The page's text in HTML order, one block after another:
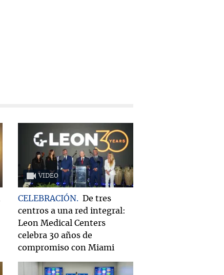
VIDEO
CELEBRACIÓN
De tres
centros a una red integral:
Leon Medical Centers
celebra 30 años de
compromiso con Miami